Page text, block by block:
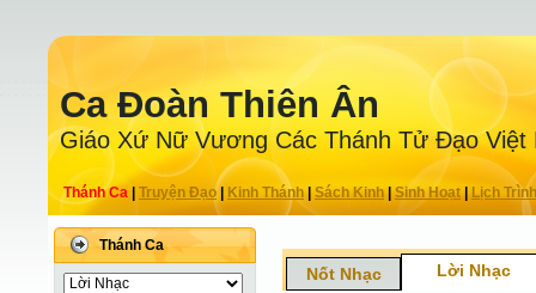
Ca Ðoàn Thiên Ân
Giáo Xứ Nữ Vương Các Thánh Tử Ðạo Việt
Thánh Ca Truyện Ðạo| Kinh Thánh Sách Kinh|Sinh Hoạt| Lịch Trình
Thánh Ca
Nốt Nhạc Lời Nhạc